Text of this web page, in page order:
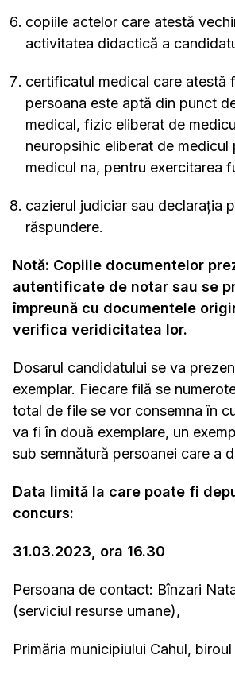
copiile actelor care atestă
activitatea didactică a
certificatul medical care atestă
persoana este aptă din punct
medical, fizic eliberat de
neuropsihic eliberat de medicul
medicul na, pentru exercitarea
cazierul judiciar sau declarația
răspundere.
Notă: Copiile documentelor
autentificate de notar sau se
împreună cu documentele
verifica veridicitatea lor.
Dosarul candidatului se va
exemplar. Fiecare filă se
total de file se vor consemna în
va fi în două exemplare, un
sub semnătură persoanei care a
Data limită la care poate fi
concurs:
31.03.2023, ora 16.30
Persoana de contact: Bînzari
(serviciul resurse umane),
Primăria municipiului Cahul, biroul